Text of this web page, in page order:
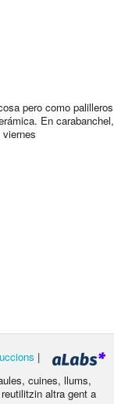
pero como palilleros
En carabanchel,
|
cuines, llums,
altra gent a